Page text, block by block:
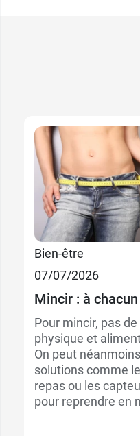
Bien-être
07/07/2026
Mincir : à
Pour mincir, pas
physique et
On peut
solutions comme
repas ou les
pour reprendre en